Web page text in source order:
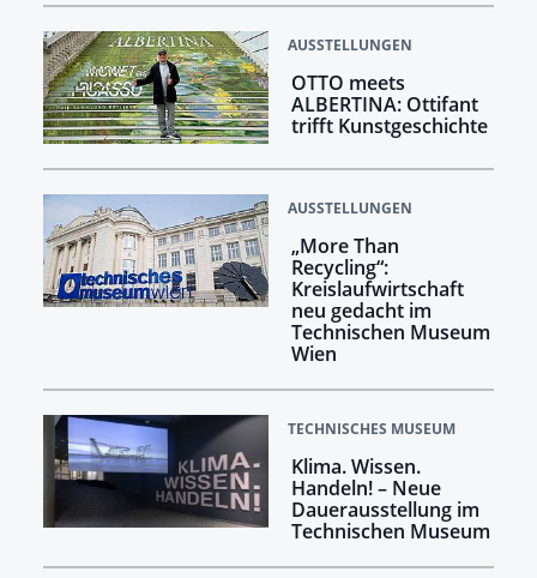
AUSSTELLUNGEN
OTTO meets
ALBERTINA: Ottifant
trifft Kunstgeschichte
AUSSTELLUNGEN
„More Than
Recycling“:
Kreislaufwirtschaft
neu gedacht im
Technischen Museum
Wien
TECHNISCHES MUSEUM
Klima. Wissen.
Handeln! –​​​​​​​ Neue
Dauerausstellung im
Technischen Museum